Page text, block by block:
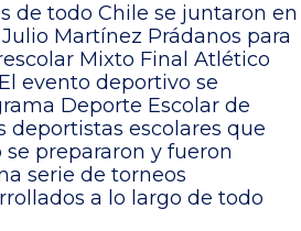
de todo Chile se juntaron en
Martínez Prádanos para
Mixto Final Atlético
evento deportivo se
Deporte Escolar de
deportistas escolares que
prepararon y fueron
serie de torneos
a lo largo de todo